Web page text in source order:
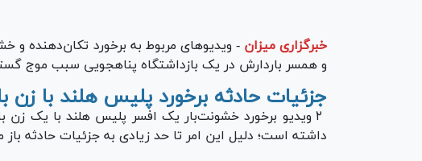
خبرگزاری میزان - ویدیو‌های مربوط به برخورد تکان‌دهنده
و همسر باردارش در یک بازداشتگاه پناهجویی سبب موج
جزئیات حادثه برخورد پلیس هلند با زن
۲ ویدیو برخورد خشونت‌بار یک افسر پلیس هلند با یک زن
داشته است؛ دلیل این امر تا حد زیادی به جزئیات حادثه باز